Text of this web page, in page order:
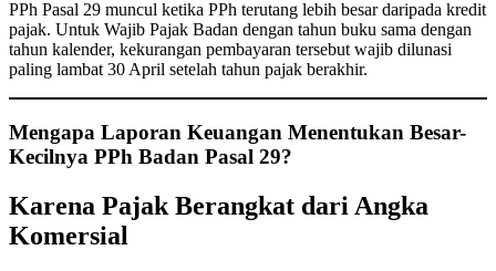
PPh Pasal 29 muncul ketika PPh terutang lebih besar daripada kredit
pajak. Untuk Wajib Pajak Badan dengan tahun buku sama dengan
tahun kalender, kekurangan pembayaran tersebut wajib dilunasi
paling lambat 30 April setelah tahun pajak berakhir.
Mengapa Laporan Keuangan Menentukan Besar-
Kecilnya PPh Badan Pasal 29?
Karena Pajak Berangkat dari Angka
Komersial